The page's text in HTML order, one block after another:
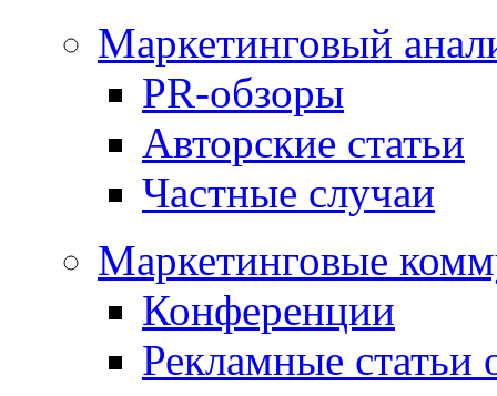
Маркетинговый
PR-обзоры
Авторские статьи
Частные случаи
Маркетинговые
Конференции
Рекламные статьи